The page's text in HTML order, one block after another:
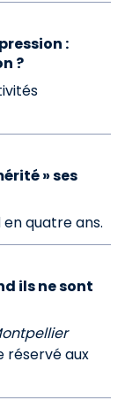
:
?
» ses
en quatre ans.
ils ne sont
réservé aux